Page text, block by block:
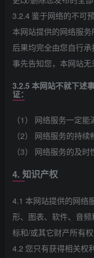
3.2.4 鉴于网络的不可
本网站提供的网络服
后果均完全由您自行
事先告知您，本网站无
3.2.5 本网站不就下述
证：
（1） 网络服务一定能
（2） 网络服务的持续
（3） 网络服务的及
4. 知识产权
4.1 本网站提供的网络
形、图表、软件、音
标和/或其它财产所有权
4.2 您只有获得相关权